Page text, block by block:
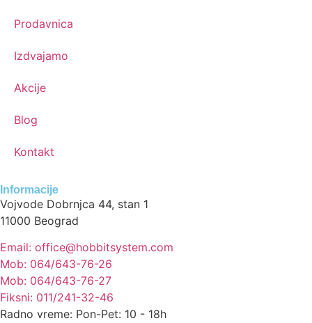
Prodavnica
Izdvajamo
Akcije
Blog
Kontakt
Informacije
Vojvode Dobrnjca 44, stan 1
11000 Beograd
Email: office@hobbitsystem.com
Mob: 064/643-76-26
Mob: 064/643-76-27
Fiksni: 011/241-32-46
Radno vreme: Pon-Pet: 10 - 18h